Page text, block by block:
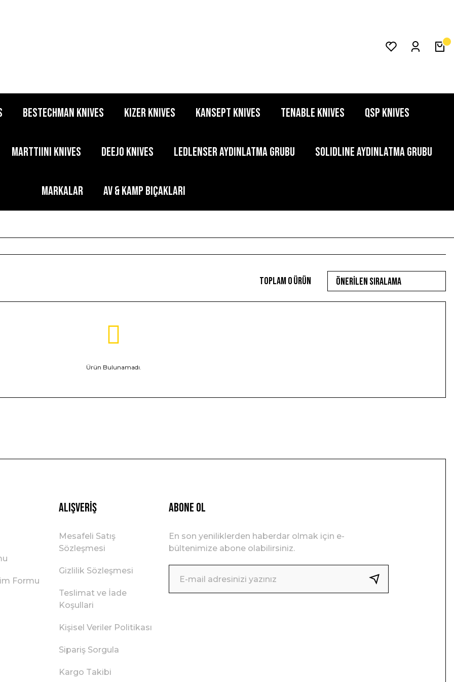
BESTECHMAN KNIVES KIZER KNIVES KANSEPT KNIVES TENABLE KNIVES QSP KNIVES
MARTTIINI KNIVES DEEJO KNIVES LEDLENSER AYDINLATMA GRUBU SOLIDLINE AYDINLATMA GRUBU
MARKALAR AV & KAMP BIÇAKLARI
Toplam 0 ürün
Ürün Bulunamadı.
Formu
Alışveriş
Mesafeli Satış
Sözleşmesi
Gizlilik Sözleşmesi
Teslimat ve İade
Koşullari
Kişisel Veriler Politikası
Sipariş Sorgula
Kargo Takibi
ABONE OL
En son yeniliklerden haberdar olmak için e-
bültenimize abone olabilirsiniz.